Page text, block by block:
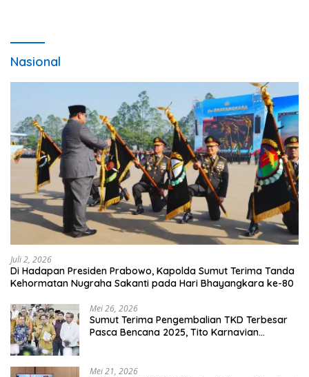
Nasional
Juli 2, 2026
Di Hadapan Presiden Prabowo, Kapolda Sumut Terima Tanda
Kehormatan Nugraha Sakanti pada Hari Bhayangkara ke-80
Mei 26, 2026
Sumut Terima Pengembalian TKD Terbesar
Pasca Bencana 2025, Tito Karnavian
Mei 21, 2026